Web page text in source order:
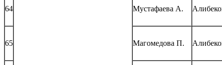
64 Мустафаева А.
65 Магомедова П.